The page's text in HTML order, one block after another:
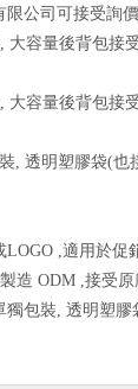
限公司可接受詢
大容量後背包接
大容量後背包接
, 透明塑膠袋(也
,適用於促
造 ODM ,接受
獨包裝, 透明塑